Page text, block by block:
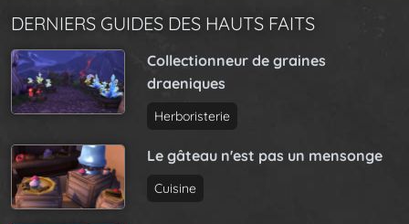
DERNIERS GUIDES DES HAUTS FAITS
Collectionneur de graines
draeniques
Herboristerie
Le gâteau n'est pas un mensonge
Cuisine